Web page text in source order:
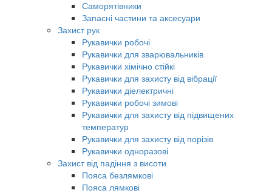
Саморятівники
Запасні частини та аксесуари
Захист рук
Рукавички робочі
Рукавички для зварювальників
Рукавички хімічно стійкі
Рукавички для захисту від вібрації
Рукавички діелектричні
Рукавички робочі зимові
Рукавички для захисту від підвищених
температур
Рукавички для захисту від порізів
Рукавички одноразові
Захист від падіння з висоти
Пояса безлямкові
Пояса лямкові